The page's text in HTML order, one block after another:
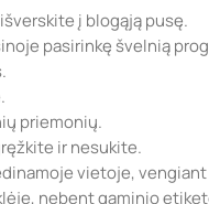
į blogąją pusę.
pasirinkę švelnią
priemonių.
ir nesukite.
vietoje,
nebent gaminio